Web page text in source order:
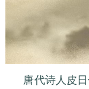
唐代诗人皮